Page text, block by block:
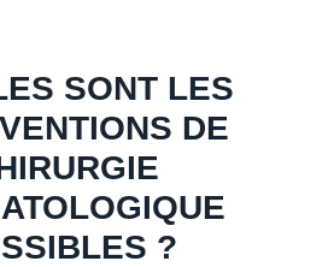
SONT LES
DE
?